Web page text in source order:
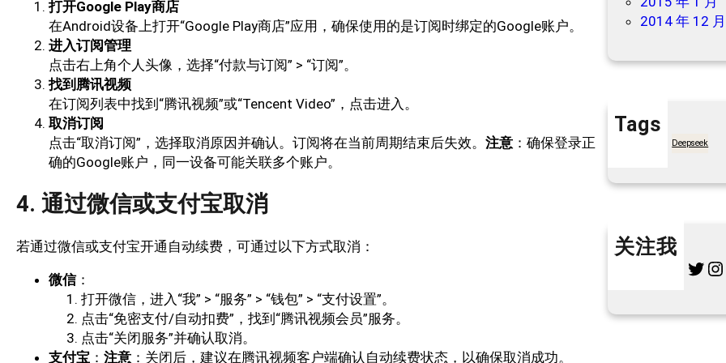
打开Google Play商店
在Android设备上打开“Google Play商店”应用，确保使用的是订阅时绑定的Google账户。
进入订阅管理
点击右上角个人头像，选择“付款与订阅” > “订阅”。
找到腾讯视频
在订阅列表中找到“腾讯视频”或“Tencent Video”，点击进入。
取消订阅
点击“取消订阅”，选择取消原因并确认。订阅将在当前周期结束后失效。 注意 ：确保登录正
确的Google账户，同一设备可能关联多个账户。
4. 通过微信或支付宝取消
若通过微信或支付宝开通自动续费，可通过以下方式取消：
微信：
打开微信，进入“我” > “服务” > “钱包” > “支付设置”。
点击“免密支付/自动扣费”，找到“腾讯视频会员”服务。
点击“关闭服务”并确认取消。
支付宝 ： 注意 ：关闭后，建议在腾讯视频客户端确认自动续费状态，以确保取消成功。
2014 年 12 月
Tags
Deepseek
关注我
Twitter Instagram